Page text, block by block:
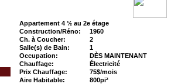
Appartement 4 ½ au 2e étage
Construction/Réno:
1960
Ch. à Coucher:
2
Salle(s) de Bain:
1
Occupation:
DÈS MAINTENANT
Chauffage:
Électricité
Prix Chauffage:
75$/mois
Aire Habitable:
800pi²